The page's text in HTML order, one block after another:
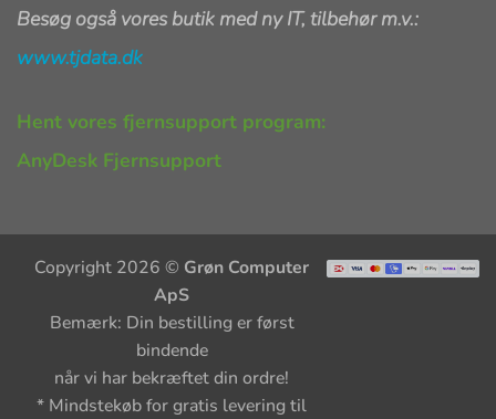
Besøg også vores butik med ny IT, tilbehør m.v.:
www.tjdata.dk
Hent vores fjernsupport program:
AnyDesk Fjernsupport
Copyright 2026 © Grøn Computer
ApS
Bemærk: Din bestilling er først
bindende
når vi har bekræftet din ordre!
* Mindstekøb for gratis levering til